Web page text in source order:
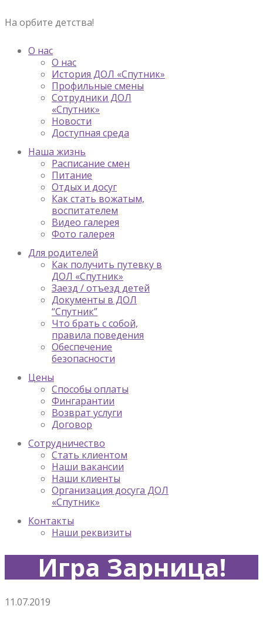
На орбите детства!
О нас
О нас
История ДОЛ «Спутник»
Профильные смены
Сотрудники ДОЛ
«Спутник»
Новости
Доступная среда
Наша жизнь
Расписание смен
Питание
Отдых и досуг
Как стать вожатым,
воспитателем
Видео галерея
Фото галерея
Для родителей
Как получить путевку в
ДОЛ «Спутник»
Заезд / отъезд детей
Документы в ДОЛ
“Спутник”
Что брать с собой,
правила поведения
Обеспечение
безопасности
Цены
Способы оплаты
Фингарантии
Возврат услуги
Договор
Сотрудничество
Стать клиентом
Наши вакансии
Наши клиенты
Организация досуга ДОЛ
«Спутник»
Контакты
Наши реквизиты
Игра Зарница!
11.07.2019